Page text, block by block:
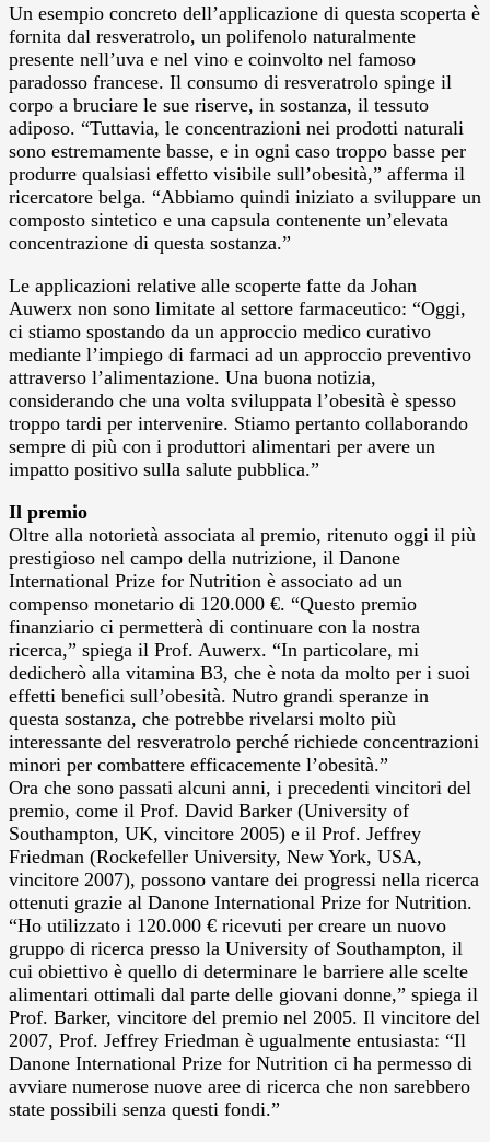
Un esempio concreto dell’applicazione di questa scoperta è
fornita dal resveratrolo, un polifenolo naturalmente
presente nell’uva e nel vino e coinvolto nel famoso
paradosso francese. Il consumo di resveratrolo spinge il
corpo a bruciare le sue riserve, in sostanza, il tessuto
adiposo. “Tuttavia, le concentrazioni nei prodotti naturali
sono estremamente basse, e in ogni caso troppo basse per
produrre qualsiasi effetto visibile sull’obesità,” afferma il
ricercatore belga. “Abbiamo quindi iniziato a sviluppare un
composto sintetico e una capsula contenente un’elevata
concentrazione di questa sostanza.”
Le applicazioni relative alle scoperte fatte da Johan
Auwerx non sono limitate al settore farmaceutico: “Oggi,
ci stiamo spostando da un approccio medico curativo
mediante l’impiego di farmaci ad un approccio preventivo
attraverso l’alimentazione. Una buona notizia,
considerando che una volta sviluppata l’obesità è spesso
troppo tardi per intervenire. Stiamo pertanto collaborando
sempre di più con i produttori alimentari per avere un
impatto positivo sulla salute pubblica.”
Il premio
Oltre alla notorietà associata al premio, ritenuto oggi il più
prestigioso nel campo della nutrizione, il Danone
International Prize for Nutrition è associato ad un
compenso monetario di 120.000 €. “Questo premio
finanziario ci permetterà di continuare con la nostra
ricerca,” spiega il Prof. Auwerx. “In particolare, mi
dedicherò alla vitamina B3, che è nota da molto per i suoi
effetti benefici sull’obesità. Nutro grandi speranze in
questa sostanza, che potrebbe rivelarsi molto più
interessante del resveratrolo perché richiede concentrazioni
minori per combattere efficacemente l’obesità.”
Ora che sono passati alcuni anni, i precedenti vincitori del
premio, come il Prof. David Barker (University of
Southampton, UK, vincitore 2005) e il Prof. Jeffrey
Friedman (Rockefeller University, New York, USA,
vincitore 2007), possono vantare dei progressi nella ricerca
ottenuti grazie al Danone International Prize for Nutrition.
“Ho utilizzato i 120.000 € ricevuti per creare un nuovo
gruppo di ricerca presso la University of Southampton, il
cui obiettivo è quello di determinare le barriere alle scelte
alimentari ottimali dal parte delle giovani donne,” spiega il
Prof. Barker, vincitore del premio nel 2005. Il vincitore del
2007, Prof. Jeffrey Friedman è ugualmente entusiasta: “Il
Danone International Prize for Nutrition ci ha permesso di
avviare numerose nuove aree di ricerca che non sarebbero
state possibili senza questi fondi.”